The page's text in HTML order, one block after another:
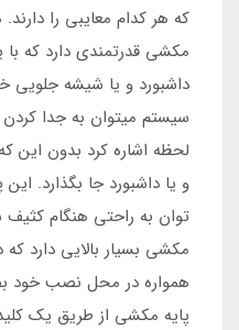
که هر کدام معایبی را
مکشی قدرتمندی دارد که
داشبورد و یا شیشه جلویی
سیستم میتوان به جدا
لحظه اشاره کرد بدون این
و یا داشبورد جا بگذارد.
توان به راحتی هنگام
مکشی بسیار بالایی دارد
همواره در محل نصب خود
پایه مکشی از طریق یک